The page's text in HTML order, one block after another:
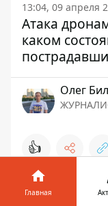
13:04, 09 апреля
Атака
каком
Олег
👍
Главная